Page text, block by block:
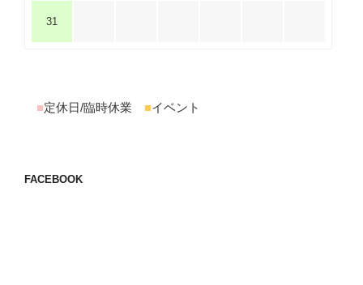
31
■定休日/臨時休業 ■イベント
FACEBOOK